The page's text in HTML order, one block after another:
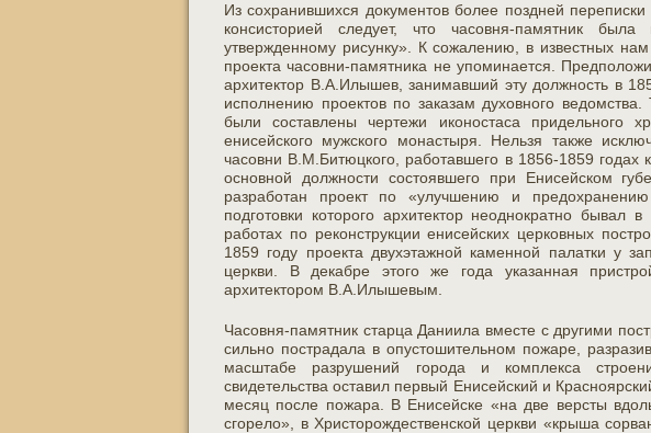
Из сохранившихся документов более поздней
консисторией следует, что часовня-памятник
утвержденному рисунку». К сожалению, в известных
проекта часовни-памятника не упоминается.
архитектор В.А.Илышев, занимавший эту должность в
исполнению проектов по заказам духовного
были составлены чертежи иконостаса придельного
енисейского мужского монастыря. Нельзя также
часовни В.М.Битюцкого, работавшего в 1856-1859 годах
основной должности состоявшего при Енисейском
разработан проект по «улучшению и
подготовки которого архитектор неоднократно
работах по реконструкции енисейских церковных
1859 году проекта двухэтажной каменной палатки у
церкви. В декабре этого же года указанная
архитектором В.А.Илышевым.
Часовня-памятник старца Даниила вместе с другими
сильно пострадала в опустошительном пожаре,
масштабе разрушений города и комплекса
свидетельства оставил первый Енисейский и
месяц после пожара. В Енисейске «на две версты
сгорело», в Христорождественской церкви «крыша